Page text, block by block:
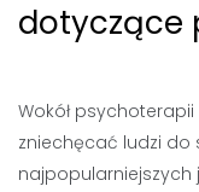
dotyczące
Wokół
zniechęcać ludzi do
najpopularniejszych